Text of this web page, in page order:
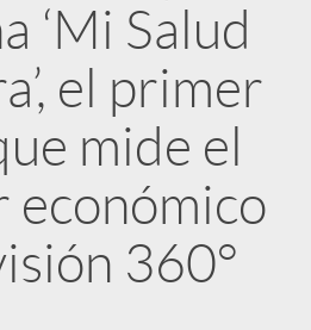
‘Mi Salud
el primer
mide el
económico
360°